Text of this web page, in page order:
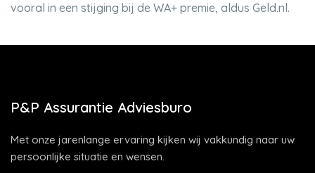
vooral in een stijging bij de WA+ premie, aldus Geld.nl.
P&P Assurantie Adviesburo
Met onze jarenlange ervaring kijken wij vakkundig naar uw
persoonlijke situatie en wensen.